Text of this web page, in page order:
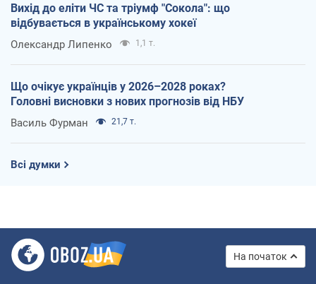
Вихід до еліти ЧС та тріумф "Сокола": що
відбувається в українському хокеї
Олександр Липенко 1,1 т.
Що очікує українців у 2026–2028 роках?
Головні висновки з нових прогнозів від НБУ
Василь Фурман 21,7 т.
Всі думки
На початок